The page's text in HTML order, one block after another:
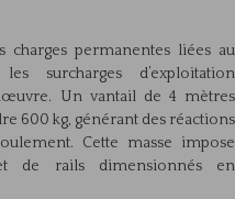
charges permanentes liées au
surcharges d’exploitation
Un vantail de 4 mètres
600 kg, générant des réactions
Cette masse impose
de rails dimensionnés en